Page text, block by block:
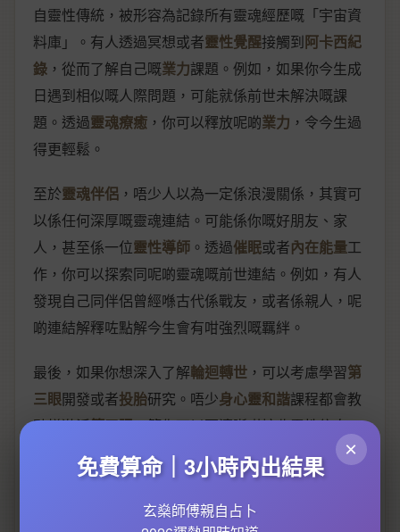
自靈性傳統，被形容為記錄所有靈魂經歷嘅「宇宙資
料庫」。有人透過冥想或者靈性覺醒接觸到阿卡西紀
錄 ，從而了解自己嘅業力課題。例如，如果你今生成
日遇到相似嘅人際問題，可能就係前世未解決嘅課
題。透過靈魂療癒 ，你可以釋放呢啲業力 ，令今生過
得更輕鬆。
至於靈魂伴侶 ，唔少人以為一定係浪漫關係，其實可
以係任何深厚嘅靈魂連結。可能係你嘅好朋友、家
人，甚至係一位靈性導師 。透過催眠或者內在能量工
作，你可以探索同呢啲靈魂嘅前世連結。例如，有人
發現自己同伴侶曾經喺古代係戰友，或者係親人，呢
啲連結解釋咗點解今生會有咁強烈嘅羈絆。
最後，如果你想深入了解輪迴轉世 ，可以考慮學習第
三眼開發或者投胎研究。唔少身心靈和諧課程都會教
點樣激活第三眼，等你可以更清晰咁接收靈性信息。
不過要記住，呢啲練習需要耐心同指導，唔好急於求
成。而家2026年，有更多科學研究支持生命輪回
能性，所以無論你係為咗心理治療 定係
×
免費算命｜3小時內出結果
玄燊師傅親自占卜